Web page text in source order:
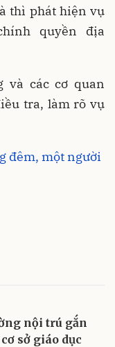
thì phát hiện vụ
quyền địa
và các cơ quan
tra, làm rõ vụ
đêm, một người
nội trú gắn
sở giáo dục